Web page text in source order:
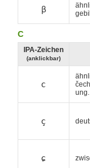
β
C
IPA-Zeichen
(anklickbar)
c
ç
ɕ